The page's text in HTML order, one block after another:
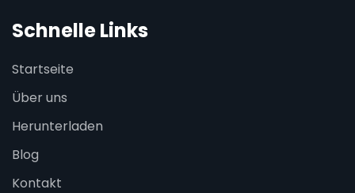
Schnelle Links
Startseite
Über uns
Herunterladen
Blog
Kontakt